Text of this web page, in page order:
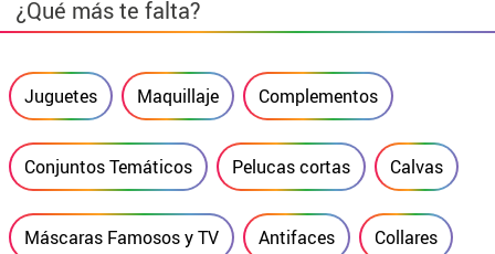
¿Qué más te falta?
Juguetes Maquillaje Complementos
Conjuntos Temáticos Pelucas cortas Calvas
Máscaras Famosos y TV Antifaces Collares